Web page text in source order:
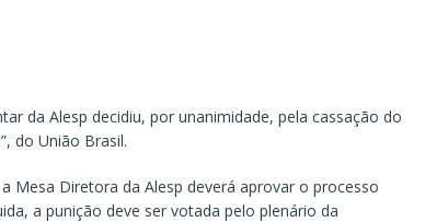
da Alesp decidiu, por unanimidade, pela cassação do
do União Brasil.
Mesa Diretora da Alesp deverá aprovar o processo
a punição deve ser votada pelo plenário da